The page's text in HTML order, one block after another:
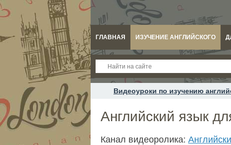
ГЛАВНАЯ ИЗУЧЕНИЕ АНГЛИЙСКОГО
Видеоуроки по изучению
Английский язык
Канал видеоролика: